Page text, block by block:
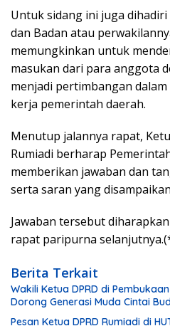
Untuk ​sidang ini juga
dan Badan atau
memungkinkan untuk
masukan dari para anggota
menjadi pertimbangan
kerja pemerintah daerah.
​Menutup jalannya rapat,
Rumiadi berharap
memberikan jawaban dan
serta saran yang
Jawaban tersebut
rapat paripurna
Berita Terkait
Wakili Ketua DPRD di
Dorong Generasi Muda Cintai
Pesan Ketua DPRD Rumiadi di